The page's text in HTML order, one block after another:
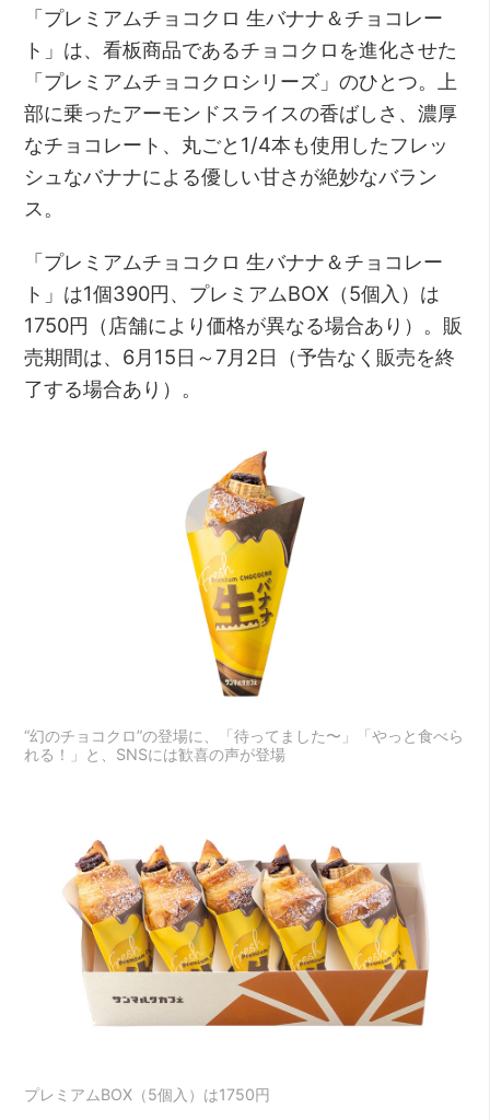
「プレミアムチョコクロ 生バナナ＆チョコレー
ト」は、看板商品であるチョコクロを進化させた
「プレミアムチョコクロシリーズ」のひとつ。上
部に乗ったアーモンドスライスの香ばしさ、濃厚
なチョコレート、丸ごと1/4本も使用したフレッ
シュなバナナによる優しい甘さが絶妙なバラン
ス。
「プレミアムチョコクロ 生バナナ＆チョコレー
ト」は1個390円、プレミアムBOX（5個入）は
1750円（店舗により価格が異なる場合あり）。販
売期間は、6月15日～7月2日（予告なく販売を終
了する場合あり）。
“幻のチョコクロ”の登場に、「待ってました〜」「やっと食べら
れる！」と、SNSには歓喜の声が登場
プレミアムBOX（5個入）は1750円